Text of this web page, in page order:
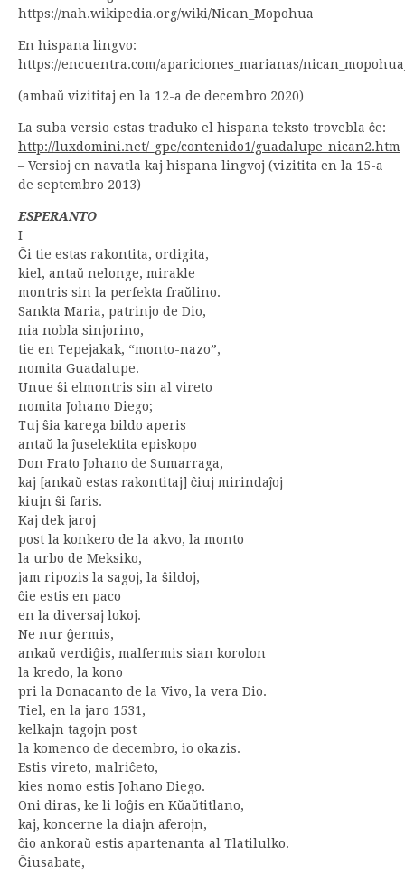
https://nah.wikipedia.org/wiki/Nican_Mopohua
En hispana lingvo:
https://encuentra.com/apariciones_marianas/
(ambaŭ vizititaj en la 12-a de decembro 2020)
La suba versio estas traduko el hispana teksto trovebla ĉe:
http://luxdomini.net/_gpe/contenido1/guadalupe_nican2.htm
– Versioj en navatla kaj hispana lingvoj (vizitita en la 15-a
de septembro 2013)
ESPERANTO
I
Ĉi tie estas rakontita, ordigita,
kiel, antaŭ nelonge, mirakle
montris sin la perfekta fraŭlino.
Sankta Maria, patrinjo de Dio,
nia nobla sinjorino,
tie en Tepejakak, “monto-nazo”,
nomita Guadalupe.
Unue ŝi elmontris sin al vireto
nomita Johano Diego;
Tuj ŝia karega bildo aperis
antaŭ la ĵuselektita episkopo
Don Frato Johano de Sumarraga,
kaj [ankaŭ estas rakontitaj] ĉiuj mirindaĵoj
kiujn ŝi faris.
Kaj dek jaroj
post la konkero de la akvo, la monto
la urbo de Meksiko,
jam ripozis la sagoj, la ŝildoj,
ĉie estis en paco
en la diversaj lokoj.
Ne nur ĝermis,
ankaŭ verdiĝis, malfermis sian korolon
la kredo, la kono
pri la Donacanto de la Vivo, la vera Dio.
Tiel, en la jaro 1531,
kelkajn tagojn post
la komenco de decembro, io okazis.
Estis vireto, malriĉeto,
kies nomo estis Johano Diego.
Oni diras, ke li loĝis en Kŭaŭtitlano,
kaj, koncerne la diajn aferojn,
ĉio ankoraŭ estis apartenanta al Tlatilulko.
Ĉiusabate,